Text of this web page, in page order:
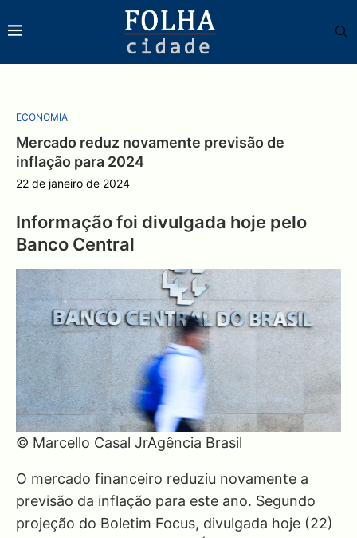
ECONOMIA
Mercado reduz novamente previsão de
inflação para 2024
22 de janeiro de 2024
Informação foi divulgada hoje pelo
Banco Central
© Marcello Casal JrAgência Brasil
O mercado financeiro reduziu novamente a
previsão da inflação para este ano. Segundo
projeção do Boletim Focus, divulgada hoje (22)